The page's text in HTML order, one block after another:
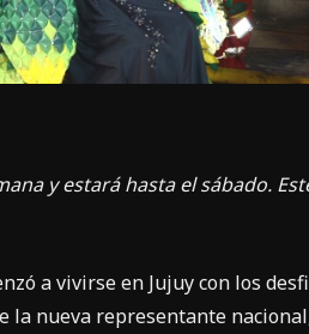
y estará hasta el sábado.
a vivirse en Jujuy con los
la nueva representante